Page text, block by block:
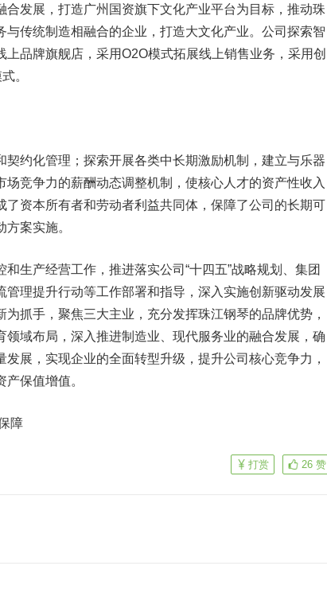
合发展，打造广州国资旗下文化产业平台为目标，推动珠
传统制造相融合的企业，打造大文化产业。公司探索智
品牌旗舰店，采用O2O模式拓展线上销售业务，采用创
。
约化管理；探索开展各类中长期激励机制，建立与乐器
竞争力的薪酬动态调整机制，使核心人才的资产性收入
资本所有者和劳动者利益共同体，保障了公司的长期可
案实施。
产经营工作，推进落实公司“十四五”战略规划、集团
理提升行动等工作部署和指导，深入实施创新驱动发展
抓手，聚焦三大主业，充分发挥珠江钢琴的品牌优势，
域布局，深入推进制造业、现代服务业的融合发展，确
展，实现企业的全面转型升级，提升公司核心竞争力，
保值增值。
障
26 赞
打赏